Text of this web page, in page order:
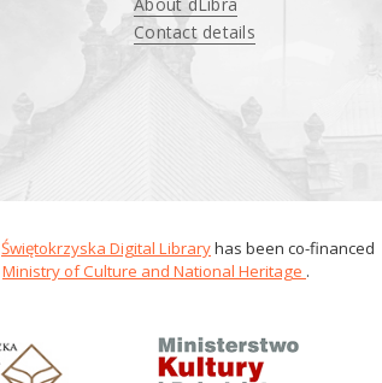
Contact details
Świętokrzyska Digital Libraryhas been co-financed
Ministry of Culture and National Heritage .